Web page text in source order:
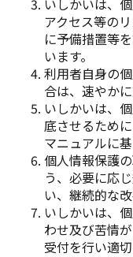
いしかいは、
アクセス等の
に予備措置等
います。
利用者自身の
合は、速やか
いしかいは、
底させるため
マニュアルに
個人情報保護
う、必要に応
い、継続的な
いしかいは、
わせ及び苦情
受付を行い適